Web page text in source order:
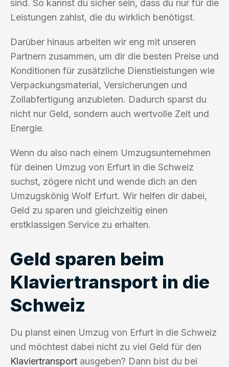
sind. So kannst du sicher sein, dass du nur für die
Leistungen zahlst, die du wirklich benötigst.
Darüber hinaus arbeiten wir eng mit unseren
Partnern zusammen, um dir die besten Preise und
Konditionen für zusätzliche Dienstleistungen wie
Verpackungsmaterial, Versicherungen und
Zollabfertigung anzubieten. Dadurch sparst du
nicht nur Geld, sondern auch wertvolle Zeit und
Energie.
Wenn du also nach einem Umzugsunternehmen
für deinen Umzug von Erfurt in die Schweiz
suchst, zögere nicht und wende dich an den
Umzugskönig Wolf Erfurt. Wir helfen dir dabei,
Geld zu sparen und gleichzeitig einen
erstklassigen Service zu erhalten.
Geld sparen beim
Klaviertransport in die
Schweiz
Du planst einen Umzug von Erfurt in die Schweiz
und möchtest dabei nicht zu viel Geld für den
Klaviertransport ausgeben? Dann bist du bei